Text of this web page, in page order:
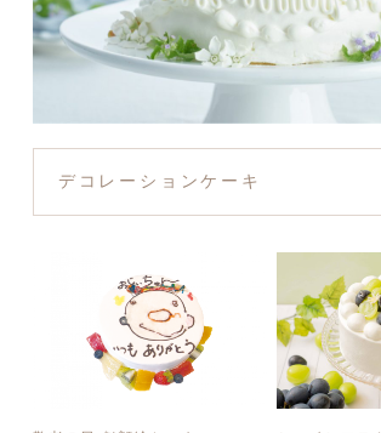
デコレーションケーキ